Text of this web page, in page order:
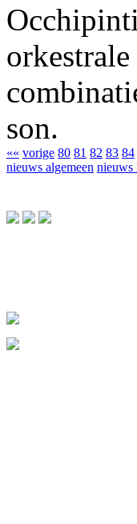
son.
«« vorige 80 81 82 83 84
nieuws algemeen nieuws